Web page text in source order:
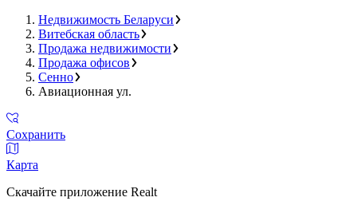
Недвижимость Беларуси
Витебская область
Продажа недвижимости
Продажа офисов
Сенно
Авиационная ул.
Сохранить
Карта
Скачайте приложение Realt